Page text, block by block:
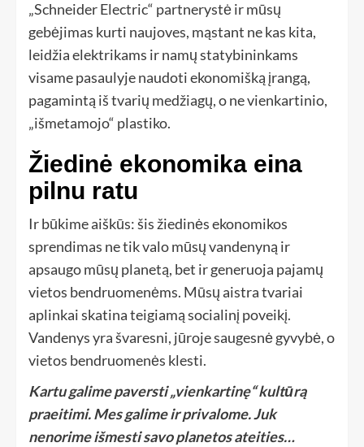
„Schneider Electric“ partnerystė ir mūsų
gebėjimas kurti naujoves, mąstant ne kas kita,
leidžia elektrikams ir namų statybininkams
visame pasaulyje naudoti ekonomišką įrangą,
pagamintą iš tvarių medžiagų, o ne vienkartinio,
„išmetamojo“ plastiko.
Žiedinė ekonomika eina
pilnu ratu
Ir būkime aiškūs: šis žiedinės ekonomikos
sprendimas ne tik valo mūsų vandenyną ir
apsaugo mūsų planetą, bet ir generuoja pajamų
vietos bendruomenėms. Mūsų aistra tvariai
aplinkai skatina teigiamą socialinį poveikį.
Vandenys yra švaresni, jūroje saugesnė gyvybė, o
vietos bendruomenės klesti.
Kartu galime paversti „vienkartinę“ kultūrą
praeitimi. Mes galime ir privalome. Juk
nenorime išmesti savo planetos ateities…